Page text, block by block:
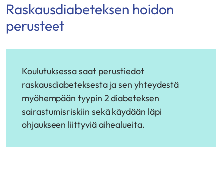
Raskausdiabeteksen hoidon
perusteet
Koulutuksessa saat perustiedot
raskausdiabeteksesta ja sen yhteydestä
myöhempään tyypin 2 diabeteksen
sairastumisriskiin sekä käydään läpi
ohjaukseen liittyviä aihealueita.